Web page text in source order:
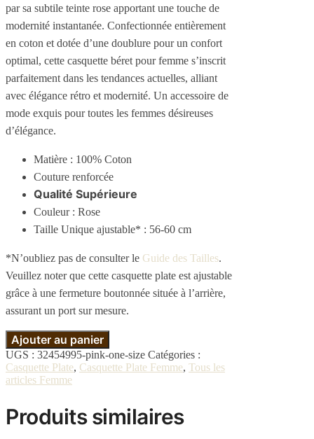
par sa subtile teinte rose apportant une touche de
modernité instantanée. Confectionnée entièrement
en coton et dotée d’une doublure pour un confort
optimal, cette casquette béret pour femme s’inscrit
parfaitement dans les tendances actuelles, alliant
avec élégance rétro et modernité. Un accessoire de
mode exquis pour toutes les femmes désireuses
d’élégance.
Matière : 100% Coton
Couture renforcée
Qualité Supérieure
Couleur : Rose
Taille Unique ajustable* : 56-60 cm
*N’oubliez pas de consulter le Guide des Tailles.
Veuillez noter que cette casquette plate est ajustable
grâce à une fermeture boutonnée située à l’arrière,
assurant un port sur mesure.
Ajouter au panier
UGS : 32454995-pink-one-size Catégories :
Casquette Plate, Casquette Plate Femme, Tous les
articles Femme
Produits similaires